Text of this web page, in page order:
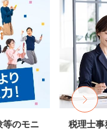
等のモニ
税理士事